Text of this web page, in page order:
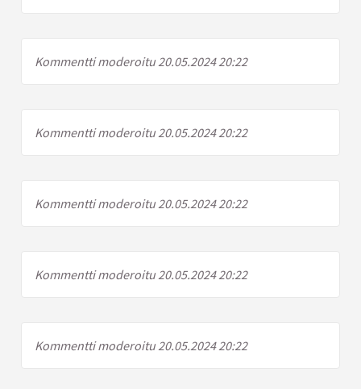
Kommentti moderoitu 20.05.2024 20:22
Kommentti moderoitu 20.05.2024 20:22
Kommentti moderoitu 20.05.2024 20:22
Kommentti moderoitu 20.05.2024 20:22
Kommentti moderoitu 20.05.2024 20:22